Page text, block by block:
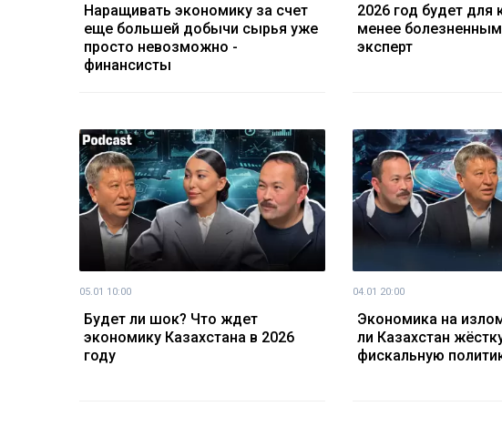
Наращивать экономику за счет
еще большей добычи сырья уже
просто невозможно -
финансисты
2026 год будет для
менее
эксперт
05.01 10:00
Будет ли шок? Что ждет
экономику Казахстана в 2026
году
04.01 20:00
Экономика на
ли Казахстан
фискальную